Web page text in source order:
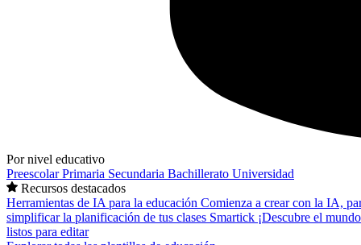
Por nivel educativo
PreescolarPrimaria Secundaria Bachillerato Universidad
Recursos destacados
Herramientas de IA para la educación Comienza a crear con la IA,
simplificar la planificación de tus clases Smartick ¡Descubre el
listos para editar